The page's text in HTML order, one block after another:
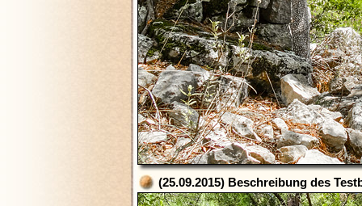
(25.09.2015) Beschreibung des